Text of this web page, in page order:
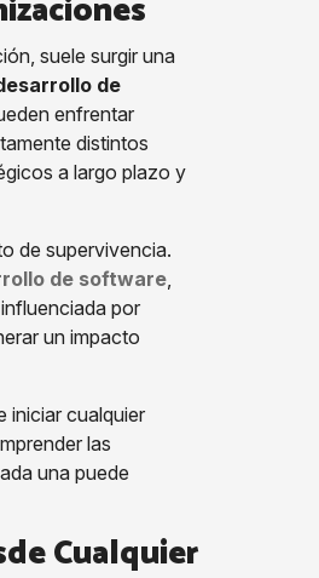
suele surgir una
de
enfrentar
distintos
a largo plazo y
de supervivencia.
de software,
por
un impacto
iniciar cualquier
las
una puede
Cualquier